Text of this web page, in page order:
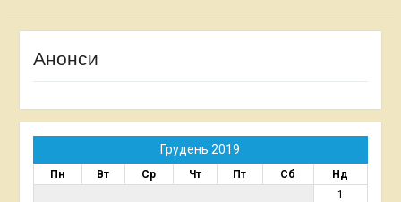
Анонси
Грудень 2019
Пн Вт Ср Чт Пт Сб
Нд
1